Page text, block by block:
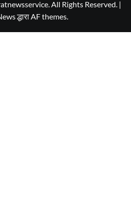
All Rights Reserved. |
द्धारा AF themes.